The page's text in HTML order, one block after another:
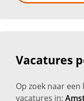
Vacatures
Op zoek naar
vacatures in: